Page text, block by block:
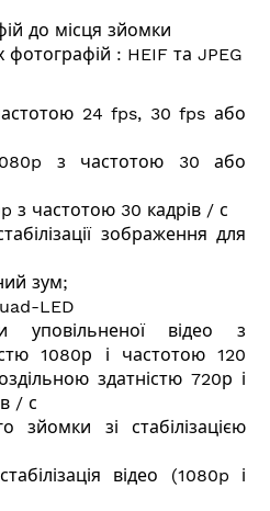
до місця зйомки
: HEIF та JPEG
24 fps, 30 fps або
з частотою 30 або
з частотою 30 кадрів / с
зображення для
зум;
LED
уповільненої відео з
1080р і частотою 120
здатністю 720р і
/ с
зйомки зі стабілізацією
відео (1080p і